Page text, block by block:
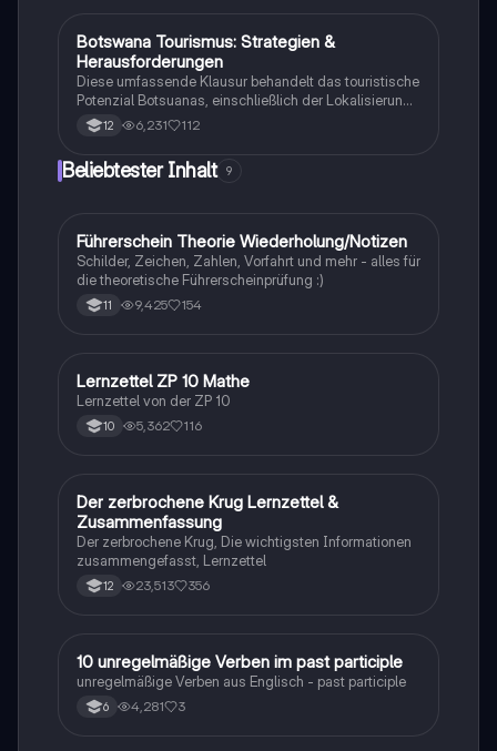
Geographie/Erdkunde
Botswana Tourismus: Strategien &
Herausforderungen
Diese umfassende Klausur behandelt das touristische
Potenzial Botsuanas, einschließlich der Lokalisierung,
Entwicklung und Bewertung der Nachhaltigkeit.
Analysiert werden die ökonomischen, sozialen und
Ideal für Oberstufenschüler, die sich auf Erdkunde-
12 6,231 112
Beliebtester Inhalt 9
Lerntipps
Führerschein Theorie Wiederholung/Notizen
Schilder, Zeichen, Zahlen, Vorfahrt und mehr - alles für
die theoretische Führerscheinprüfung :)
11 9,425 154
Mathe
Lernzettel ZP 10 Mathe
Lernzettel von der ZP 10
10 5,362 116
Deutsch
Der zerbrochene Krug Lernzettel &
Zusammenfassung
Der zerbrochene Krug, Die wichtigsten Informationen
zusammengefasst, Lernzettel
12 23,513 356
1 Englisch
10 unregelmäßige Verben im past participle
unregelmäßige Verben aus Englisch - past participle
6 4,281 3